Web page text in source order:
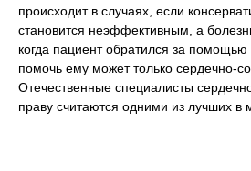
происходит в случаях, если
становится неэффективным, а
когда пациент обратился за
помочь ему может только сердечно-
Отечественные специалисты
праву считаются одними из лучших в